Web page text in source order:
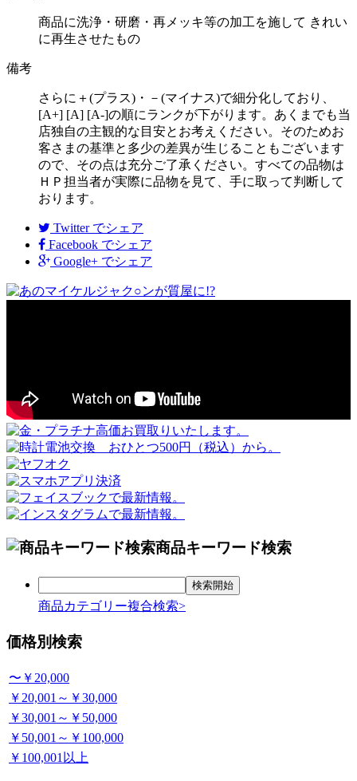
商品に洗浄・研磨・再メッキ等の加工を施して きれい
に再生させたもの
備考
さらに＋(プラス)・－(マイナス)で細分化しており、
[A+] [A] [A-]の順にランクが下がります。あくまでも当
店独自の主観的な目安とお考えください。そのためお
客さまの基準と多少の差異が生じることもございます
ので、その点は充分ご了承ください。すべての品物は
ＨＰ担当者が実際に品物を見て、手に取って判断して
おります。
Twitter でシェア
Facebook でシェア
Google+ でシェア
商品キーワード検索
商品カテゴリー複合検索>
価格別検索
〜￥20,000
￥20,001～￥30,000
￥30,001～￥50,000
￥50,001～￥100,000
￥100,001以上